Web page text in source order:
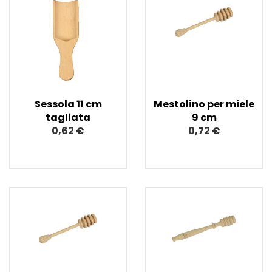
Sessola 11 cm
tagliata
0,62 €
Mestolino per miele
9 cm
0,72 €